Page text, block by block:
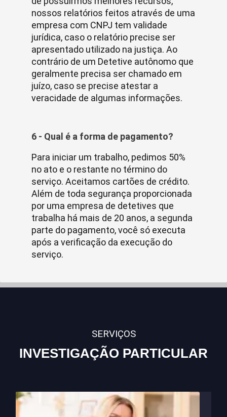
nossos relatórios feitos através de uma
empresa com CNPJ tem validade
jurídica, caso o relatório precise ser
apresentado utilizado na justiça. Ao
contrário de um Detetive autônomo que
geralmente precisa ser chamado em
juízo, caso se precise atestar a
veracidade de algumas informações.
6 - Qual é a forma de pagamento?
Para iniciar um trabalho, pedimos 50%
no ato e o restante no término do
serviço. Aceitamos cartões de crédito.
Além de toda segurança proporcionada
por uma empresa de detetives que
trabalha há mais de 20 anos, a segunda
parte do pagamento, você só executa
após a verificação da execução do
serviço.
SERVIÇOS
INVESTIGAÇÃO PARTICULAR